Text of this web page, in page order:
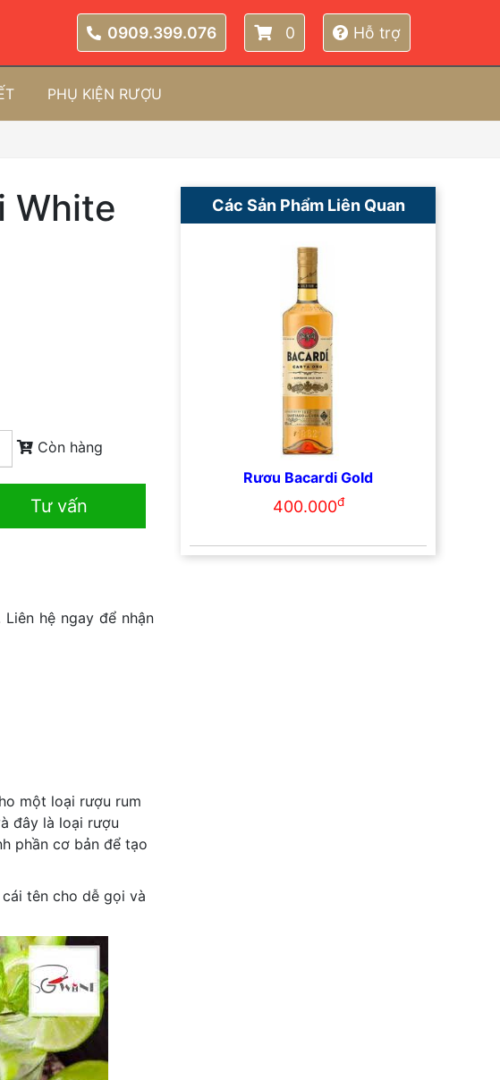
0909.399.076 0 Hỗ trợ
PHỤ KIỆN RƯỢU
White
Còn hàng
Tư vấn
hệ ngay để nhận
một loại rượu rum
đây là loại rượu
phần cơ bản để tạo
cái tên cho dễ gọi và
Các Sản Phẩm Liên Quan
Rươu Bacardi Gold
400.000đ